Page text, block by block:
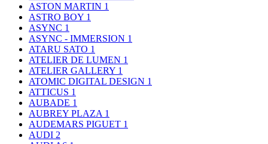
ASTON MARTIN 1
ASTRO BOY 1
ASYNC 1
ASYNC - IMMERSION 1
ATARU SATO 1
ATELIER DE LUMEN 1
ATELIER GALLERY 1
ATOMIC DIGITAL DESIGN 1
ATTICUS 1
AUBADE 1
AUBREY PLAZA 1
AUDEMARS PIGUET 1
AUDI 2